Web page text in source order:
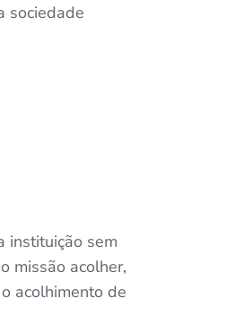
sociedade
instituição sem
missão acolher,
acolhimento de